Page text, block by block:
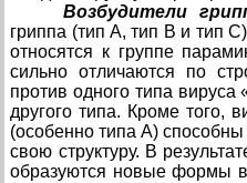
Возбудители
гриппа (тип А, тип В и тип
относятся к группе
сильно отличаются по
против одного типа вируса
другого типа. Кроме того,
(особенно типа А)
свою структуру. В
образуются новые формы